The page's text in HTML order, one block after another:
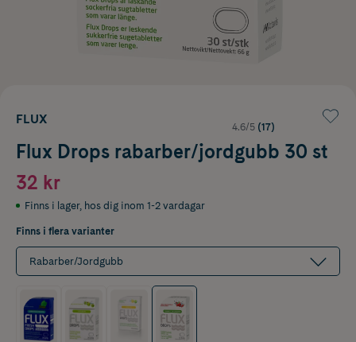
FLUX
4.6/5 (17)
Flux Drops rabarber/jordgubb 30 st
32 kr
Finns i lager, hos dig inom 1-2 vardagar
Finns i flera varianter
Rabarber/Jordgubb